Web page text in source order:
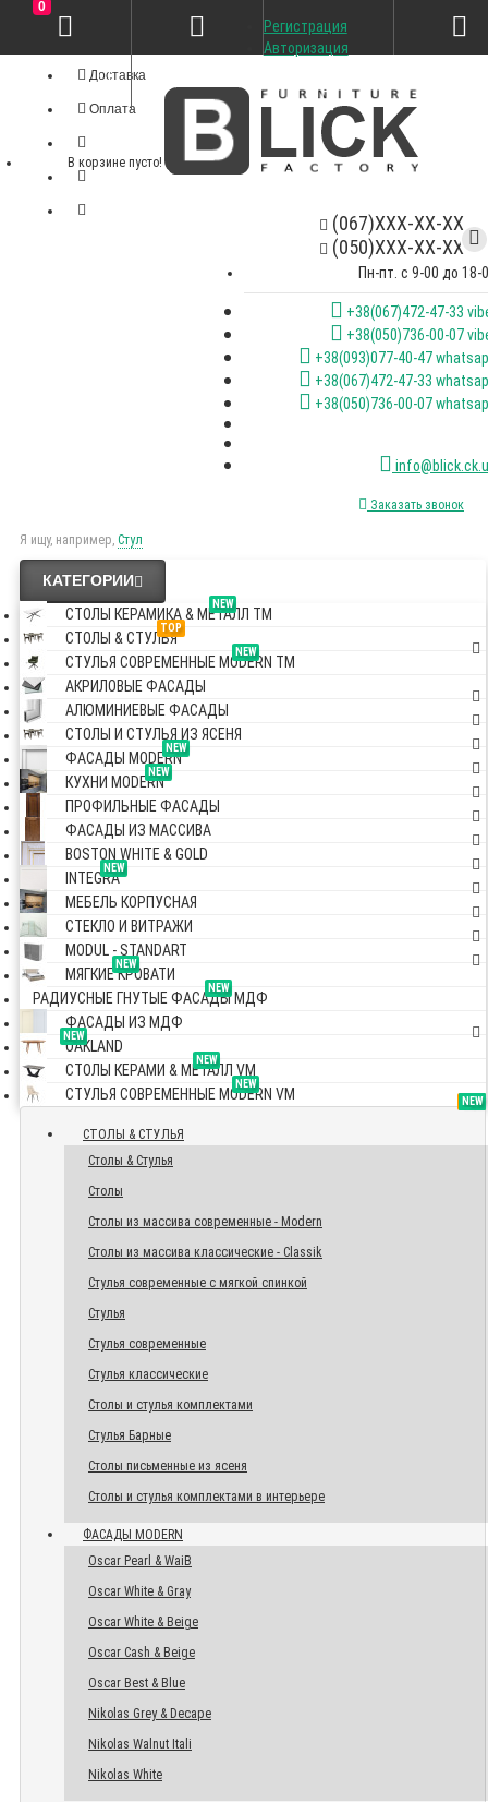
Доставка
Оплата
(067)XXX-XX-XX
(050)XXX-XX-XX
Пн-пт. с 9-00 до 18-
+38(067)472-47-33
+38(050)736-00-07
+38(093)077-40-47
+38(067)472-47-33
+38(050)736-00-07
Заказать звонок
Я ищу, например, Стул
Регистрация
Авторизация
0
В корзине пусто!
КАТЕГОРИИ
NEW
СТОЛЫ КЕРАМИКА & МЕТАЛЛ TM
TOP
СТОЛЫ & СТУЛЬЯ
NEW
СТУЛЬЯ СОВРЕМЕННЫЕ MODERN TM
АКРИЛОВЫЕ ФАСАДЫ
АЛЮМИНИЕВЫЕ ФАСАДЫ
СТОЛЫ И СТУЛЬЯ ИЗ ЯСЕНЯ
NEW
ФАСАДЫ MODERN
NEW
КУХНИ MODERN
ПРОФИЛЬНЫЕ ФАСАДЫ
ФАСАДЫ ИЗ МАССИВА
BOSTON WHITE & GOLD
NEW
INTEGRA
МЕБЕЛЬ КОРПУСНАЯ
СТЕКЛО И ВИТРАЖИ
MODUL - STANDART
NEW
МЯГКИЕ КРОВАТИ
NEW
РАДИУСНЫЕ ГНУТЫЕ ФАСАДЫ МДФ
ФАСАДЫ ИЗ МДФ
NEW
OAKLAND
NEW
СТОЛЫ КЕРАМИ & МЕТАЛЛ VM
NEW
СТУЛЬЯ СОВРЕМЕННЫЕ MODERN VM TOP
СТОЛЫ & СТУЛЬЯ
Столы & Стулья
Столы
Столы из массива современные - Modern
Столы из массива классические - Classik
Стулья современные с мягкой спинкой
Стулья
Стулья современные
Стулья классические
Столы и стулья комплектами
Стулья Барные
Столы письменные из ясеня
Столы и стулья комплектами в интерьере
NEW
ФАСАДЫ MODERN
Oscar Pearl & WaiB
Oscar White & Gray
Oscar White & Beige
Oscar Cash & Beige
Oscar Best & Blue
Nikolas Grey & Decape
Nikolas Walnut Itali
Nikolas White
NEW
NEW